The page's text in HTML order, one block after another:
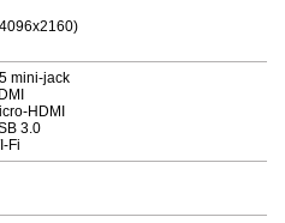
mini-jack
HDMI
3.0
Fi